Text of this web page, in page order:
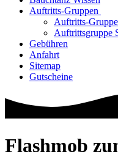
Auftritts-Gruppen
Auftritts-
Auftrittsgruppe
Gebühren
Anfahrt
Sitemap
Gutscheine
Flashmob